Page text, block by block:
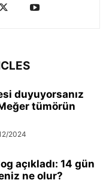
duyuyorsanız
tümörün
2024
açıkladı: 14 gün
ne olur?